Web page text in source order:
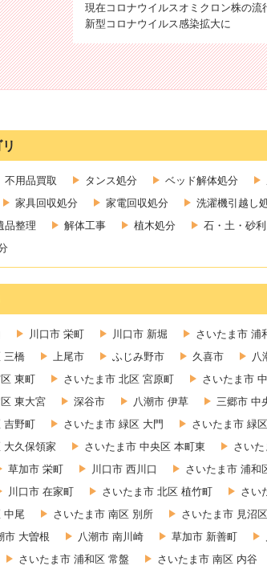
現在コロナウイルスオミクロン株の流
新型コロナウイルス感染拡大に
不用品買取 タンス処分 ベッド解体処分
家具回収処分 家電回収処分 洗濯機引越し
品整理 解体工事 植木処分 石・土・砂
川口市 栄町 川口市 新堀 さいたま市 浦
三橋
上尾市 ふじみ野市 久喜市 八
東町
さいたま市 北区 宮原町
さいたま市
東大宮
深谷市 八潮市 伊草 三郷市 中
吉野町
さいたま市 緑区 大門 さいたま市 緑
大久保領家
さいたま市 中央区 本町東 さい
草加市 栄町 川口市 西川口 さいたま市 浦和
川口市 在家町 さいたま市 北区 植竹町
さい
中尾
さいたま市 南区 別所 さいたま市 見沼
市 大曽根 八潮市 南川崎 草加市 新善町
さいたま市 浦和区 常盤 さいたま市 南区 内谷